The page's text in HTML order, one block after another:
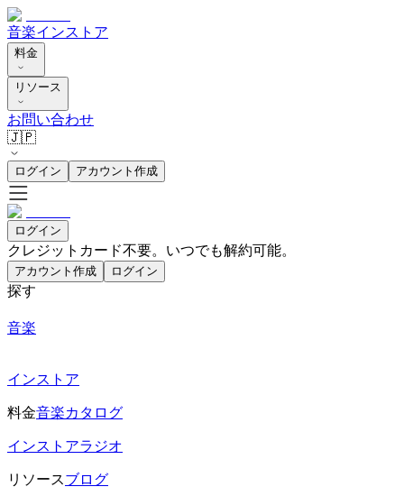
音楽インストア
料金
リソース
お問い合わせ
🇯🇵
ログイン アカウント作成
ログイン
クレジットカード不要。いつでも解約可能。
アカウント作成 ログイン
探す
音楽
インストア
料金音楽カタログ
インストアラジオ
リソースブログ